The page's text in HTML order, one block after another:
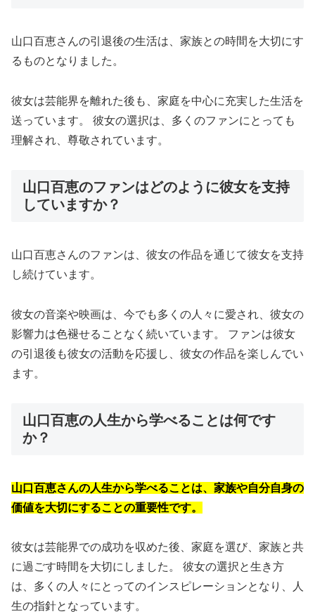
山口百恵さんの引退後の生活は、家族との時間を大切にす
るものとなりました。
彼女は芸能界を離れた後も、家庭を中心に充実した生活を
送っています。 彼女の選択は、多くのファンにとっても
理解され、尊敬されています。
山口百恵のファンはどのように彼女を支持
していますか？
山口百恵さんのファンは、彼女の作品を通じて彼女を支持
し続けています。
彼女の音楽や映画は、今でも多くの人々に愛され、彼女の
影響力は色褪せることなく続いています。 ファンは彼女
の引退後も彼女の活動を応援し、彼女の作品を楽しんでい
ます。
山口百恵の人生から学べることは何です
か？
山口百恵さんの人生から学べることは、家族や自分自身の
価値を大切にすることの重要性です。
彼女は芸能界での成功を収めた後、家庭を選び、家族と共
に過ごす時間を大切にしました。 彼女の選択と生き方
は、多くの人々にとってのインスピレーションとなり、人
生の指針となっています。